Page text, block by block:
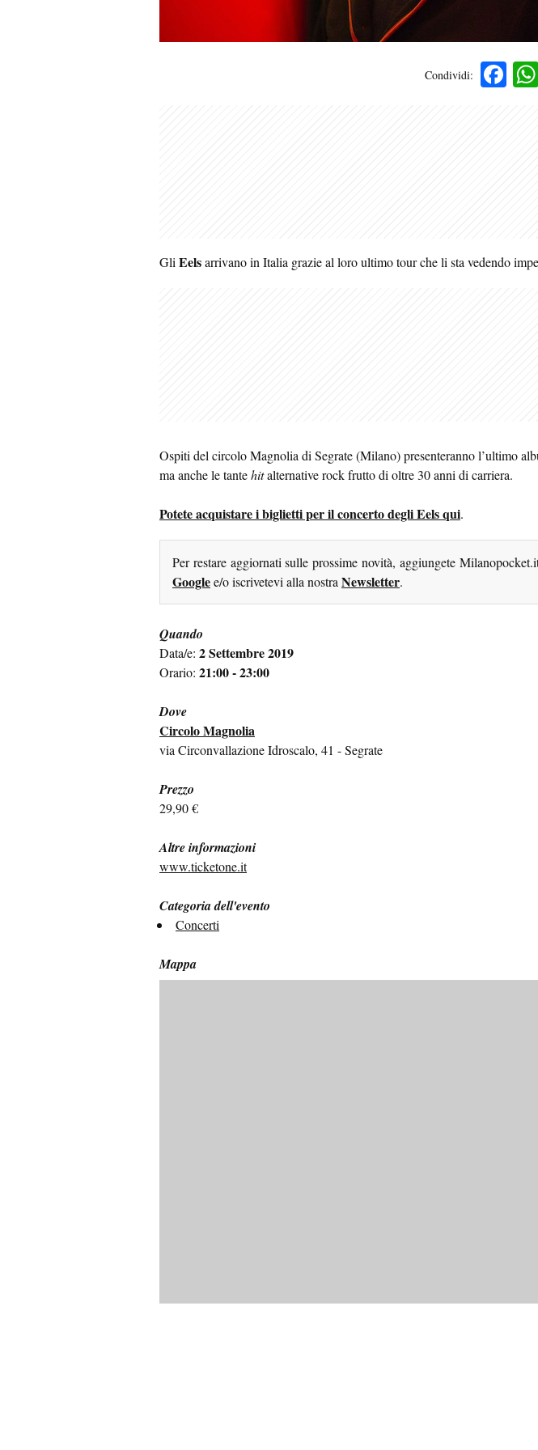
Condividi:
GliEelsarrivano in Italia grazie al loro ultimo tour che li sta vedendo
Ospiti del circolo Magnolia di Segrate (Milano) presenteranno l’ultimo
ma anche le tantehitalternative rock frutto di oltre 30 anni di carriera.
Potete acquistare i biglietti per il concerto degli Eels qui.
Per restare aggiornati sulle prossime novità, aggiungete
Googlee/o iscrivetevi alla nostraNewsletter.
Quando
Data/e: 2 Settembre 2019
Orario: 21:00 - 23:00
Dove
Circolo Magnolia
via Circonvallazione Idroscalo, 41 - Segrate
Prezzo
29,90 €
Altre informazioni
www.ticketone.it
Categoria dell'evento
Concerti
Mappa